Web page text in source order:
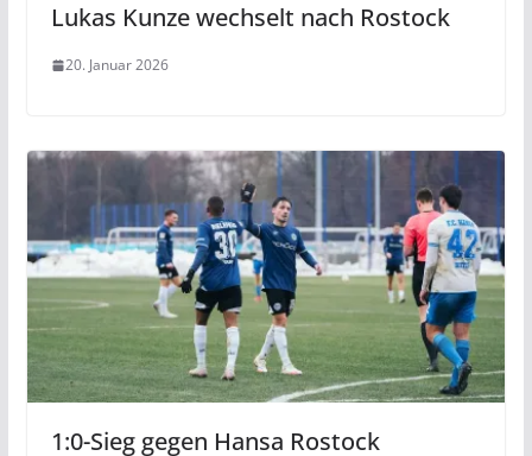
Lukas Kunze wechselt nach Rostock
20. Januar 2026
1:0-Sieg gegen Hansa Rostock